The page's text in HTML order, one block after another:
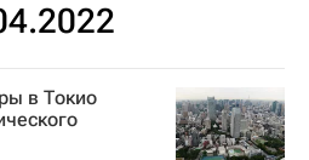
в Токио